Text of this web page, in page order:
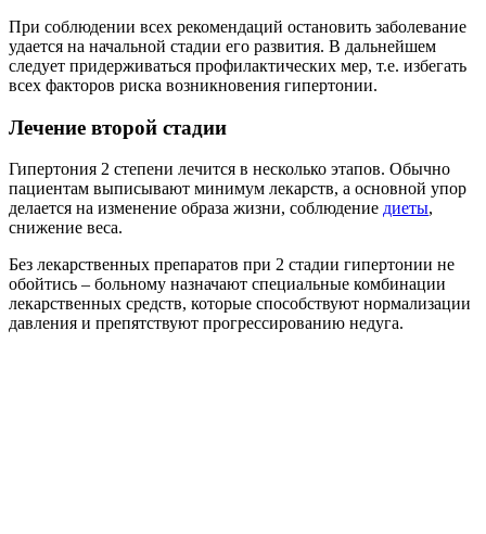
При соблюдении всех рекомендаций остановить заболевание
удается на начальной стадии его развития. В дальнейшем
следует придерживаться профилактических мер, т.е. избегать
всех факторов риска возникновения гипертонии.
Лечение второй стадии
Гипертония 2 степени лечится в несколько этапов. Обычно
пациентам выписывают минимум лекарств, а основной упор
делается на изменение образа жизни, соблюдение диеты,
снижение веса.
Без лекарственных препаратов при 2 стадии гипертонии не
обойтись – больному назначают специальные комбинации
лекарственных средств, которые способствуют нормализации
давления и препятствуют прогрессированию недуга.